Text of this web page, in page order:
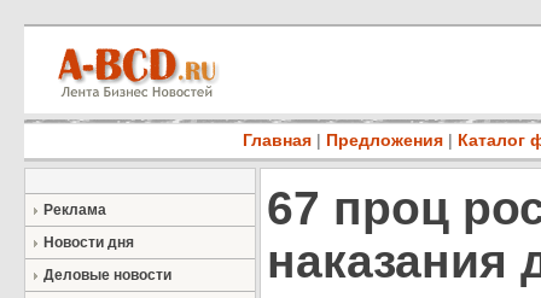
Главная | Предложения | Каталог
Реклама
Новости дня
Деловые новости
67 проц
наказания